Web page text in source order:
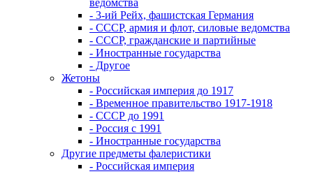
ведомства
- 3-ий Рейх, фашистская Германия
- СССР, армия и флот, силовые ведомства
- СССР, гражданские и партийные
- Иностранные государства
- Другое
Жетоны
- Российская империя до 1917
- Временное правительство 1917-1918
- СССР до 1991
- Россия с 1991
- Иностранные государства
Другие предметы фалеристики
- Российская империя